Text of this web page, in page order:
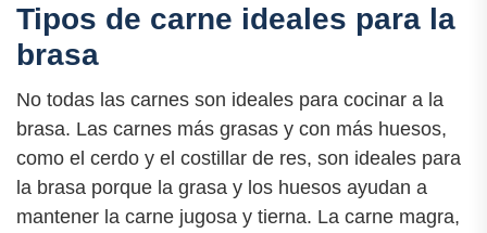
Tipos de carne ideales para la
brasa
No todas las carnes son ideales para cocinar a la
brasa. Las carnes más grasas y con más huesos,
como el cerdo y el costillar de res, son ideales para
la brasa porque la grasa y los huesos ayudan a
mantener la carne jugosa y tierna. La carne magra,